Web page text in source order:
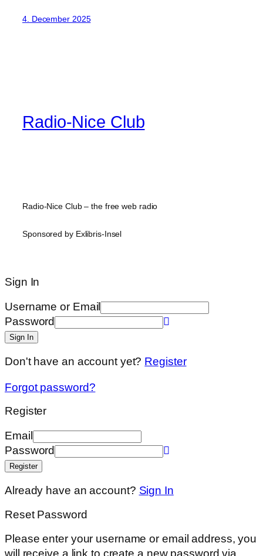
4. December 2025
Radio-Nice Club
Radio-Nice Club – the free web radio
Sponsored by Exlibris-Insel
Sign In
Username or Email
Password
Sign In
Don't have an account yet? Register
Forgot password?
Register
Email
Password
Register
Already have an account? Sign In
Reset Password
Please enter your username or email address, you
will receive a link to create a new password via